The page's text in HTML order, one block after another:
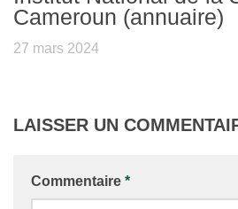
Cameroun (annuaire)
27 mars 2024
LAISSER UN
Commentaire *